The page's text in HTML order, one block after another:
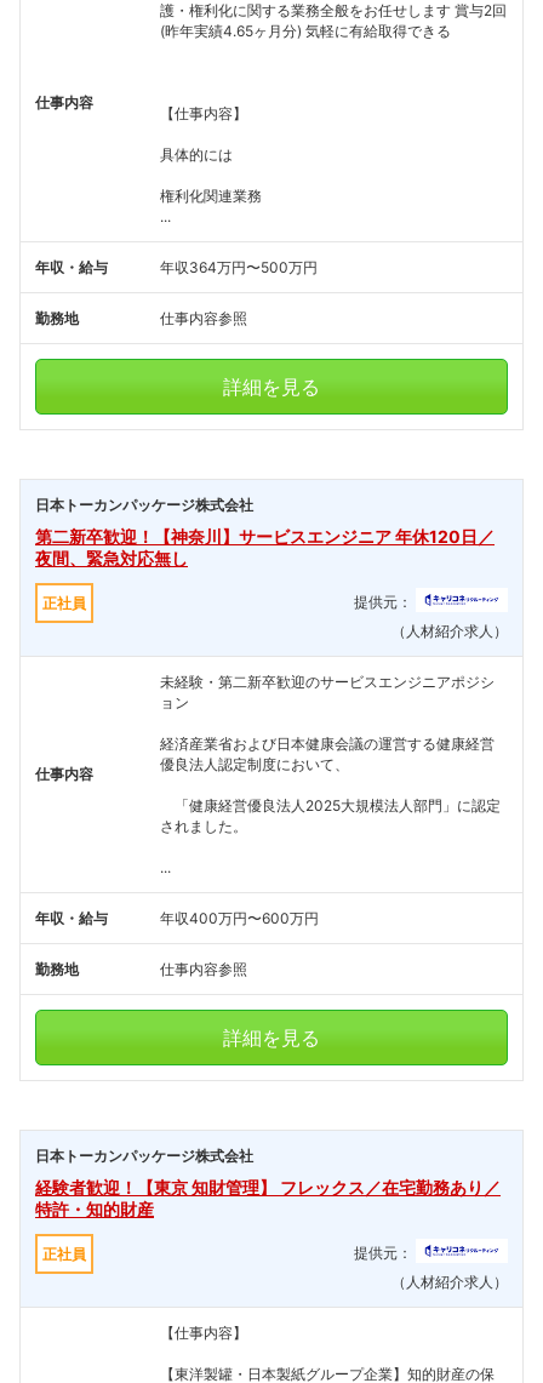
仕事内容
護・権利化に関する業務全般をお任せします 賞与2回
(昨年実績4.65ヶ月分) 気軽に有給取得できる
【仕事内容】
具体的には
権利化関連業務
...
年収・給与 年収364万円〜500万円
勤務地 仕事内容参照
詳細を見る
日本トーカンパッケージ株式会社
第二新卒歓迎！【神奈川】サービスエンジニア 年休120日／
夜間、緊急対応無し
正社員
提供元：
（人材紹介求人）
仕事内容
未経験・第二新卒歓迎のサービスエンジニアポジシ
ョン
経済産業省および日本健康会議の運営する健康経営
優良法人認定制度において、
「健康経営優良法人2025大規模法人部門」に認定
されました。
...
年収・給与 年収400万円〜600万円
勤務地 仕事内容参照
詳細を見る
日本トーカンパッケージ株式会社
経験者歓迎！【東京 知財管理】 フレックス／在宅勤務あり／
特許・知的財産
正社員
提供元：
（人材紹介求人）
【仕事内容】
【東洋製罐・日本製紙グループ企業】知的財産の保